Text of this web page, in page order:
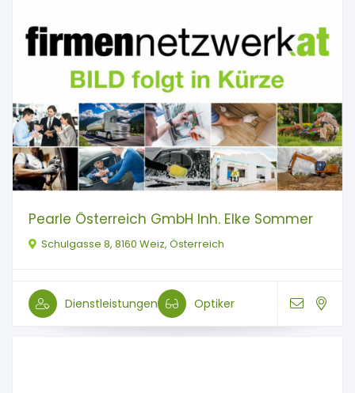
Pearle Österreich GmbH Inh. Elke Sommer
Schulgasse 8, 8160 Weiz, Österreich
Dienstleistungen Optiker